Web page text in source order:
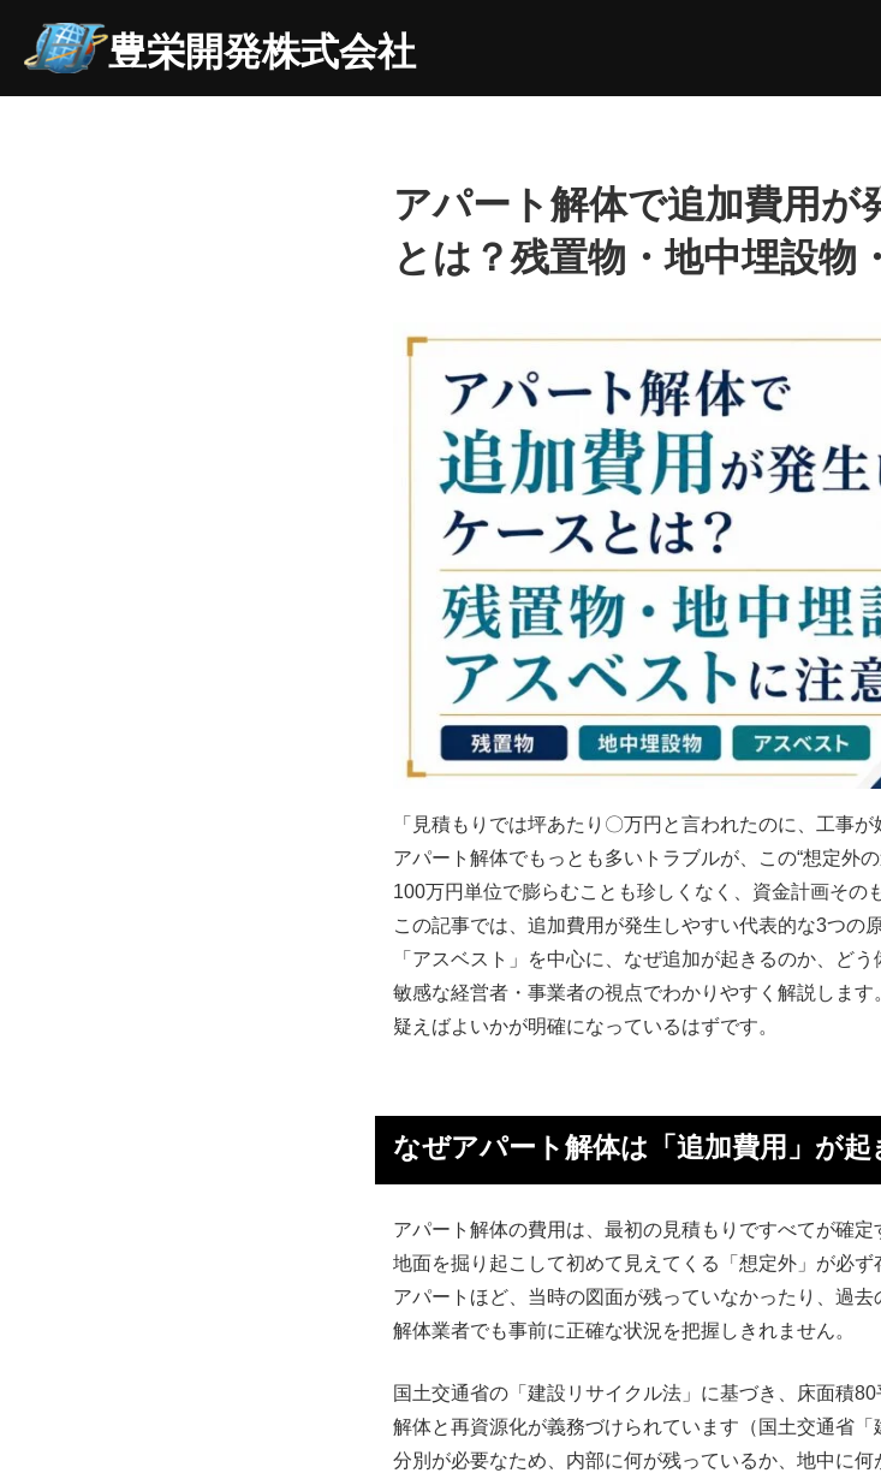
豊栄開発株式会社
アパート解体で追加費用が
とは？残置物・地中埋設物
「見積もりでは坪あたり〇万円と言われたのに、工事
アパート解体でもっとも多いトラブルが、この“想定外
100万円単位で膨らむことも珍しくなく、資金計画その
この記事では、追加費用が発生しやすい代表的な3つの
「アスベスト」を中心に、なぜ追加が起きるのか、ど
敏感な経営者・事業者の視点でわかりやすく解説しま
疑えばよいかが明確になっているはずです。
なぜアパート解体は「追加費用」が
アパート解体の費用は、最初の見積もりですべてが確定
地面を掘り起こして初めて見えてくる「想定外」が必
アパートほど、当時の図面が残っていなかったり、過去
解体業者でも事前に正確な状況を把握しきれません。
国土交通省の「建設リサイクル法」に基づき、床面積
解体と再資源化が義務づけられています（国土交通省
分別が必要なため、内部に何が残っているか、地中に